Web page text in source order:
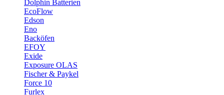
Dolphin Batterien
EcoFlow
Edson
Eno
Backöfen
EFOY
Exide
Exposure OLAS
Fischer & Paykel
Force 10
Furlex